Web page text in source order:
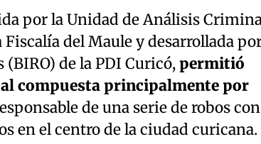
por la Unidad de Análisis
del Maule y desarrollada
de la PDI Curicó,permitió
compuesta principalmente por
de una serie de robos con
en el centro de la ciudad curicana.